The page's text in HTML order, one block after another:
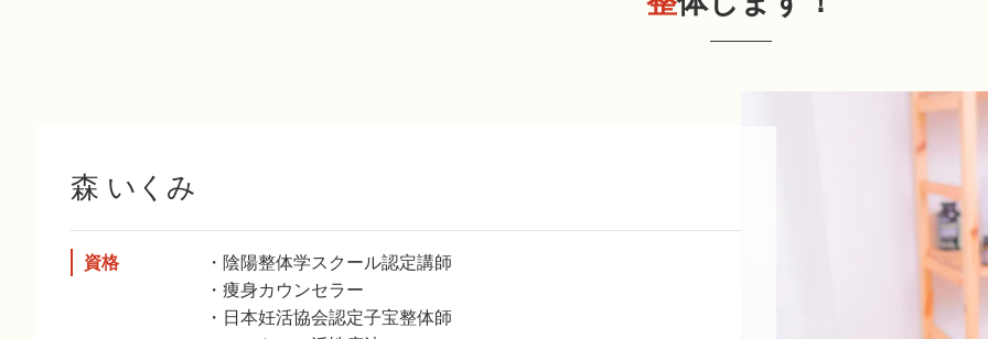
森 いくみ
資格
・陰陽整体学スクール認定講師
・痩身カウンセラー
・日本妊活協会認定子宝整体師